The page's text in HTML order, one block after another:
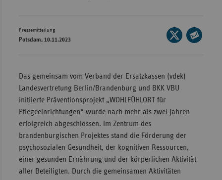
Pressemitteilung
Potsdam, 10.11.2023
Seite
auf
Das gemeinsam vom Verband der Ersatzkassen (vdek)
Landesvertretung Berlin/Brandenburg und BKK VBU
initiierte Präventionsprojekt „WOHLFÜHLORT für
Pflegeeinrichtungen“ wurde nach mehr als zwei Jahren
erfolgreich abgeschlossen. Im Zentrum des
brandenburgischen Projektes stand die Förderung der
psychosozialen Gesundheit, der kognitiven Ressourcen,
einer gesunden Ernährung und der körperlichen Aktivität
aller Beteiligten. Durch die gemeinsamen Aktivitäten